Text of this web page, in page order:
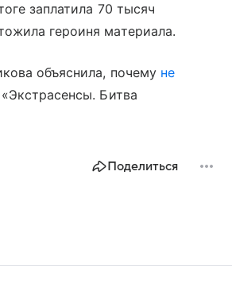
заплатила 70 тысяч
героиня материала.
объяснила, почему не
Битва
Поделиться